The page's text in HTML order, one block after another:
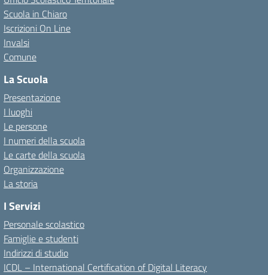
Scuola in Chiaro
Iscrizioni On Line
Invalsi
Comune
La Scuola
Presentazione
I luoghi
Le persone
I numeri della scuola
Le carte della scuola
Organizzazione
La storia
I Servizi
Personale scolastico
Famiglie e studenti
Indirizzi di studio
ICDL – International Certification of Digital Literacy